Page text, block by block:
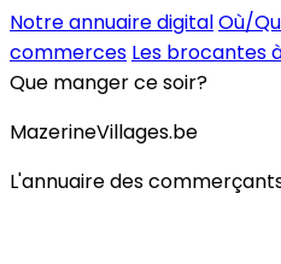
Notre annuaire digitalOù/
commerces Les brocantes
Que manger ce soir?
MazerineVillages.be
L'annuaire des